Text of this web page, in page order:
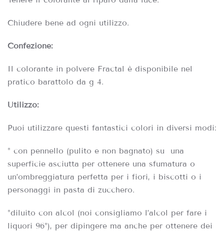
Chiudere bene ad ogni utilizzo.
Confezione:
Il colorante in polvere Fractal è disponibile nel
pratico barattolo da g 4.
Utilizzo:
Puoi utilizzare questi fantastici colori in diversi modi:
° con pennello (pulito e non bagnato) su
una
superficie asciutta per ottenere una sfumatura o
un’ombreggiatura perfetta per i fiori, i biscotti o i
personaggi in pasta di zucchero.
°diluito con alcol (noi consigliamo l’alcol per fare i
liquori 96°), per dipingere ma anche per ottenere dei